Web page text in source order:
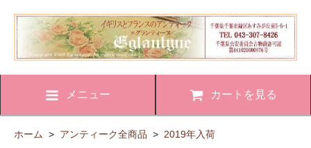
メニュー カートを見る
ホーム > アンティーク全商品 > 2019年入荷